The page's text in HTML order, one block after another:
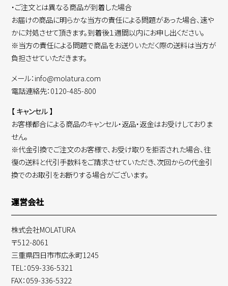
・ご注文とは異なる商品が到着した場合
お届けの商品に明らかな当方の責任による問題があった場合、速や
かに対処させて頂きます。到着後１週間以内にお申し出ください。
※当方の責任による問題で商品をお送りいただく際の送料は当方が
負担させていただきます。
メール：info@molatura.com
電話連絡先：0120-485-800
【 キャンセル 】
お客様都合による商品のキャンセル・返品・返金はお受けしておりま
せん。
※代金引換でご注文のお客様で、お受け取りを拒否された場合、往
復の送料と代引手数料をご請求させていただき、次回からの代金引
換でのお取引をお断りする場合がございます。
運営会社
株式会社MOLATURA
〒512-8061
三重県四日市市広永町1245
TEL：059-336-5321
FAX：059-336-5322